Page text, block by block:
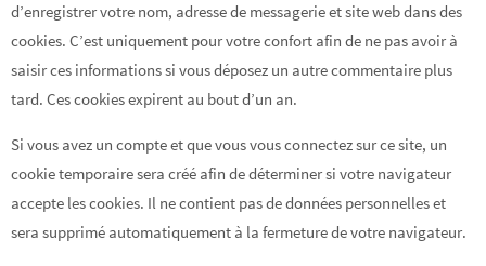
d’enregistrer votre nom, adresse de messagerie et site web dans des
cookies. C’est uniquement pour votre confort afin de ne pas avoir à
saisir ces informations si vous déposez un autre commentaire plus
tard. Ces cookies expirent au bout d’un an.
Si vous avez un compte et que vous vous connectez sur ce site, un
cookie temporaire sera créé afin de déterminer si votre navigateur
accepte les cookies. Il ne contient pas de données personnelles et
sera supprimé automatiquement à la fermeture de votre navigateur.